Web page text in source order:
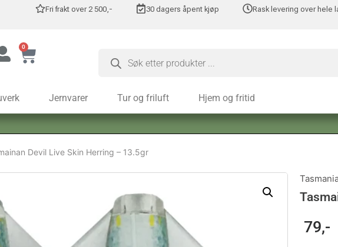
Fri frakt over 2 500,- 30 dagers åpent kjøp Rask levering over hele
0
Jernvarer Tur og friluft Hjem og fritid
Devil Live Skin Herring – 13.5gr
79,-